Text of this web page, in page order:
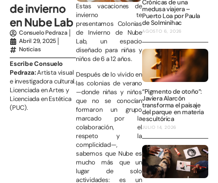
de invierno
en Nube Lab
Consuelo Pedraza
Abril 29, 2025
Noticias
Escribe Consuelo
Pedraza:Artista visual
e investigadora cultural.
Licenciada en Artes y
Licenciada en Estética
(PUC).
Estas vacaciones de
invierno te
presentamos Colonias
de Invierno de Nube
Lab, un espacio
diseñado para niñas y
niños de 6 a 12 años.
Después de lo vivido en
las colonias de verano
—donde niñas y niños
que no se conocían
formaron un grupo
marcado por la
colaboración, el
respeto y la
complicidad—,
sabemos que Nube es
mucho más que un
lugar de solo
actividades: es un
Crónicas de una
medusa viajera –
Puerto Loa por Paula
de Solminihac
AGOSTO 6, 2026
“Pigmento de otoño”:
Javiera Alarcón
transforma el paisaje
del parque en materia
escultórica
JULIO 14, 2026